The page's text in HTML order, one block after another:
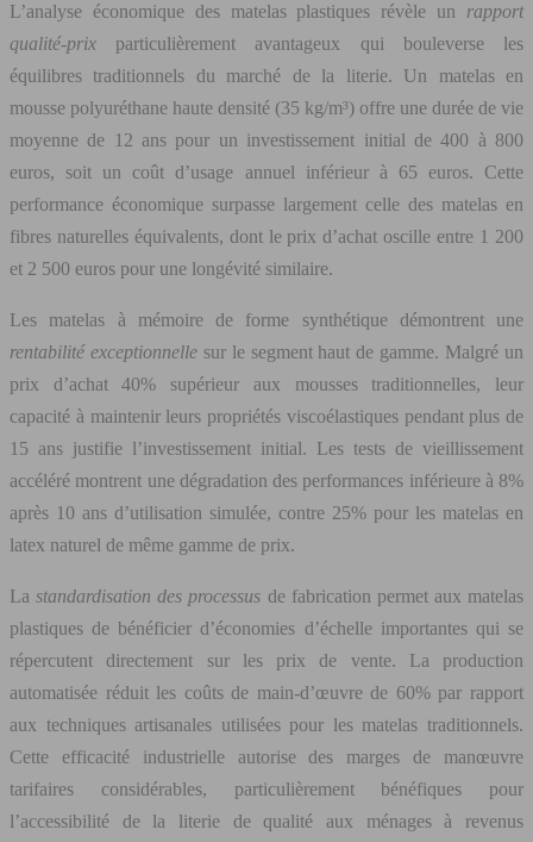
L’analyse économique des matelas plastiques révèle un rapport
qualité-prix particulièrement avantageux qui bouleverse les
équilibres traditionnels du marché de la literie. Un matelas en
mousse polyuréthane haute densité (35 kg/m³) offre une durée de vie
moyenne de 12 ans pour un investissement initial de 400 à 800
euros, soit un coût d’usage annuel inférieur à 65 euros. Cette
performance économique surpasse largement celle des matelas en
fibres naturelles équivalents, dont le prix d’achat oscille entre 1 200
et 2 500 euros pour une longévité similaire.
Les matelas à mémoire de forme synthétique démontrent une
rentabilité exceptionnellesur le segment haut de gamme. Malgré un
prix d’achat 40% supérieur aux mousses traditionnelles, leur
capacité à maintenir leurs propriétés viscoélastiques pendant plus de
15 ans justifie l’investissement initial. Les tests de vieillissement
accéléré montrent une dégradation des performances inférieure à 8%
après 10 ans d’utilisation simulée, contre 25% pour les matelas en
latex naturel de même gamme de prix.
Lastandardisation des processus de fabrication permet aux matelas
plastiques de bénéficier d’économies d’échelle importantes qui se
répercutent directement sur les prix de vente. La production
automatisée réduit les coûts de main-d’œuvre de 60% par rapport
aux techniques artisanales utilisées pour les matelas traditionnels.
Cette efficacité industrielle autorise des marges de manœuvre
tarifaires considérables, particulièrement bénéfiques pour
l’accessibilité de la literie de qualité aux ménages à revenus